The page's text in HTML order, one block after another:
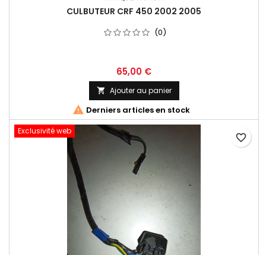
CULBUTEUR CRF 450 2002 2005
(0)
65,00 €
 Ajouter au panier
 Derniers articles en stock
Exclusivité web
favorite_border